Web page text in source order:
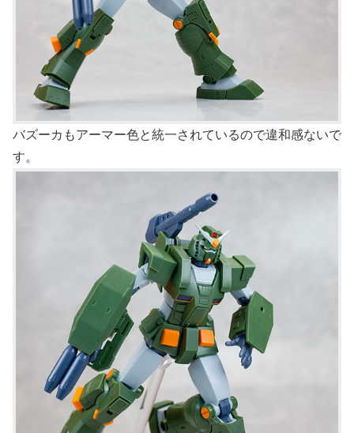
バズーカもアーマー色と統一されているので違和感ないで
す。